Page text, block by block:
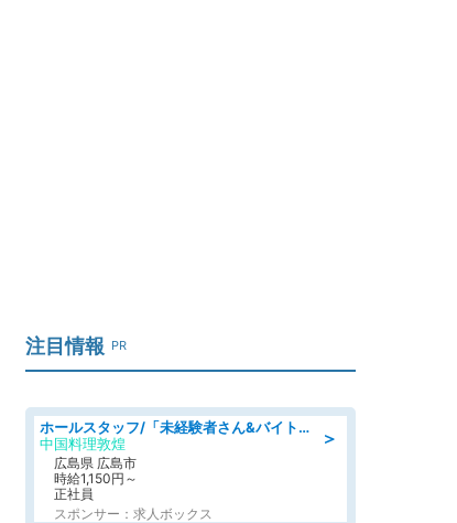
注目情報 PR
＞
ホールスタッフ/「未経験者さん&バイトデビューも大歓迎」残業ほぼなし×1日3時間〜勤務OK!フォロー体制も充実/広島県/広島市南区
中国料理敦煌
広島県 広島市
時給1,150円～
正社員
スポンサー：求人ボックス